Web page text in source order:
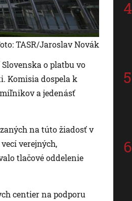
TASR/Jaroslav Novák
o platbu vo
Komisia dospela k
a jedenásť
na túto žiadosť v
verejných,
tlačové oddelenie
centier na podporu